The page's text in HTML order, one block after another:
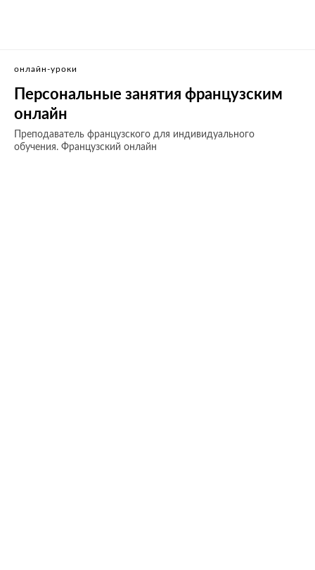
онлайн-уроки
Персональные занятия французским
онлайн
Преподаватель французского для индивидуального
обучения. Французский онлайн